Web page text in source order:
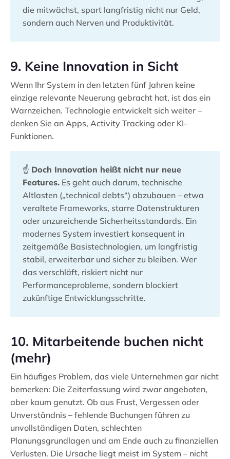
die mitwächst, spart langfristig nicht nur Geld,
sondern auch Nerven und Produktivität.
9. Keine Innovation in Sicht
Wenn Ihr System in den letzten fünf Jahren keine
einzige relevante Neuerung gebracht hat, ist das ein
Warnzeichen. Technologie entwickelt sich weiter –
denken Sie an Apps, Activity Tracking oder KI-
Funktionen.
☝️ Doch Innovation heißt nicht nur neue
Features. Es geht auch darum, technische
Altlasten („technical debts“) abzubauen – etwa
veraltete Frameworks, starre Datenstrukturen
oder unzureichende Sicherheitsstandards. Ein
modernes System investiert konsequent in
zeitgemäße Basistechnologien, um langfristig
stabil, erweiterbar und sicher zu bleiben. Wer
das verschläft, riskiert nicht nur
Performanceprobleme, sondern blockiert
zukünftige Entwicklungsschritte.
10. Mitarbeitende buchen nicht
(mehr)
Ein häufiges Problem, das viele Unternehmen gar nicht
bemerken: Die Zeiterfassung wird zwar angeboten,
aber kaum genutzt. Ob aus Frust, Vergessen oder
Unverständnis – fehlende Buchungen führen zu
unvollständigen Daten, schlechten
Planungsgrundlagen und am Ende auch zu finanziellen
Verlusten. Die Ursache liegt meist im System – nicht